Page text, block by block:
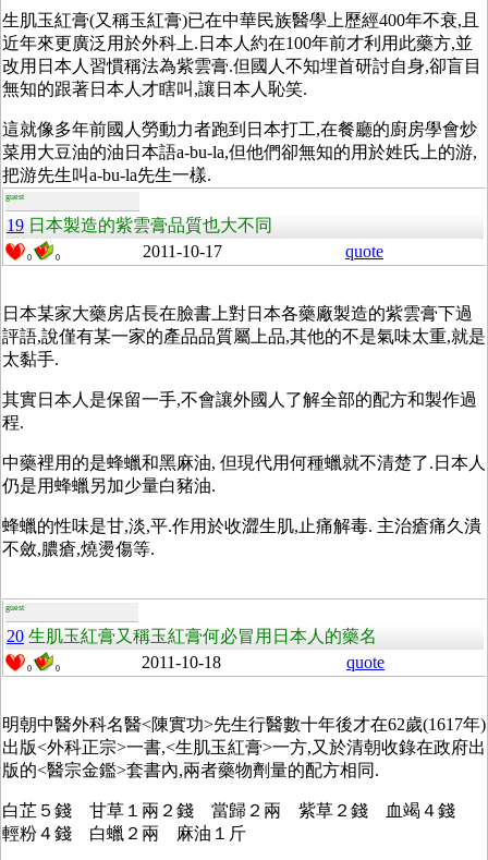
生肌玉紅膏(又稱玉紅膏)已在中華民族醫學上歷經400年不衰,且
近年來更廣泛用於外科上.日本人約在100年前才利用此藥方,並
改用日本人習慣稱法為紫雲膏.但國人不知埋首研討自身,卻盲目
無知的跟著日本人才瞎叫,讓日本人恥笑.
這就像多年前國人勞動力者跑到日本打工,在餐廳的廚房學會炒
菜用大豆油的油日本語a-bu-la,但他們卻無知的用於姓氏上的游,
把游先生叫a-bu-la先生一樣.
guest
19 日本製造的紫雲膏品質也大不同
0 0 2011-10-17 quote
日本某家大藥房店長在臉書上對日本各藥廠製造的紫雲膏下過
評語,說僅有某一家的產品品質屬上品,其他的不是氣味太重,就是
太黏手.
其實日本人是保留一手,不會讓外國人了解全部的配方和製作過
程.
中藥裡用的是蜂蠟和黑麻油, 但現代用何種蠟就不清楚了.日本人
仍是用蜂蠟另加少量白豬油.
蜂蠟的性味是甘,淡,平.作用於收澀生肌,止痛解毒. 主治瘡痛久潰
不斂,膿瘡,燒燙傷等.
guest
20 生肌玉紅膏又稱玉紅膏何必冒用日本人的藥名
0 0 2011-10-18 quote
明朝中醫外科名醫<陳實功>先生行醫數十年後才在62歲(1617年)
出版<外科正宗>一書,<生肌玉紅膏>一方,又於清朝收錄在政府出
版的<醫宗金鑑>套書內,兩者藥物劑量的配方相同.
白芷５錢 甘草１兩２錢 當歸２兩 紫草２錢 血竭４錢
輕粉４錢 白蠟２兩 麻油１斤